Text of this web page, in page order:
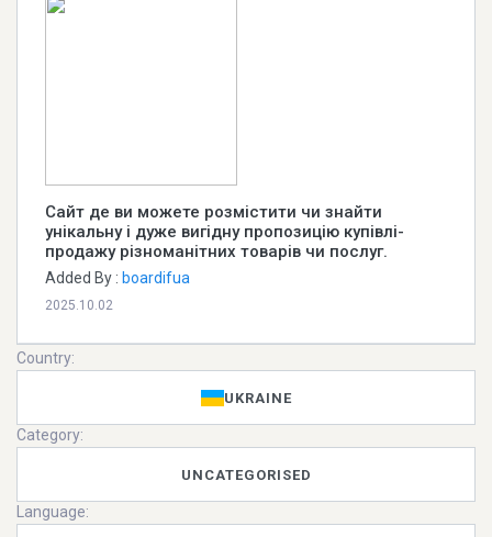
Сайт де ви можете розмістити чи знайти
унікальну і дуже вигідну пропозицію купівлі-
продажу різноманітних товарів чи послуг.
Added By : boardifua
2025.10.02
Country:
UKRAINE
Category:
UNCATEGORISED
Language: